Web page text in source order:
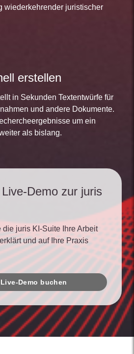
wiederkehrender juristischer
erstellen
in Sekunden Textentwürfe für
und andere Dokumente.
um ein
als bislang.
Demo zur juris
juris KI-Suite Ihre Arbeit
und auf Ihre Praxis
Demo buchen